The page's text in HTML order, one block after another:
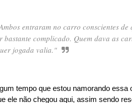
entraram no carro conscientes
bastante complicado. Quem dava as
jogada valia."
tempo que estou namorando
ele não chegou aqui, assim sendo